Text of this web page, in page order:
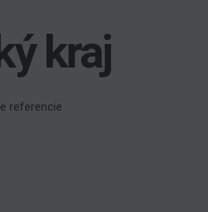
kraj
referencie